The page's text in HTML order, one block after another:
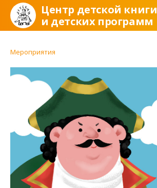
Центр детской книги
и детских программ
Мероприятия